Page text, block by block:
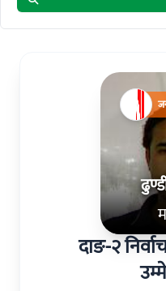
दाङ-२